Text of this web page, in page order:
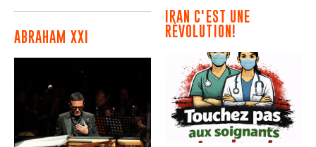
ABRAHAM XXI
IRAN C'EST UNE
RÉVOLUTION!